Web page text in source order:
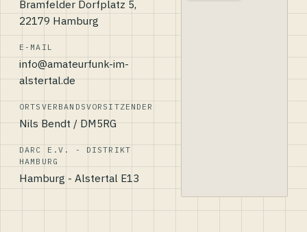
Bramfelder Dorfplatz 5,
22179 Hamburg
E-MAIL
info@amateurfunk-im-
alstertal.de
ORTSVERBANDSVORSITZENDER
Nils Bendt / DM5RG
DARC E.V. - DISTRIKT
HAMBURG
Hamburg - Alstertal E13